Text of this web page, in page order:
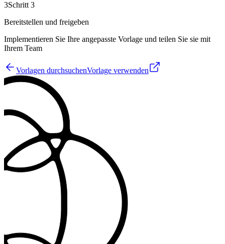
3Schritt 3
Bereitstellen und freigeben
Implementieren Sie Ihre angepasste Vorlage und teilen Sie sie mit
Ihrem Team
Vorlagen durchsuchenVorlage verwenden